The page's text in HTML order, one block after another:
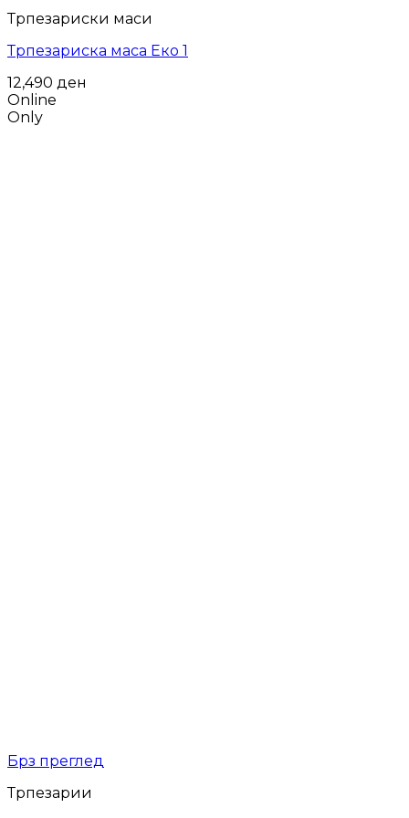
Трпезариски маси
Трпезариска маса Еко 1
12,490 ден
Online
Only
Брз преглед
Трпезарии